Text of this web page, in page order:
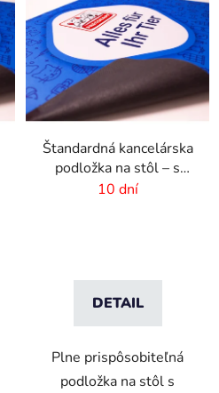
Štandardná kancelárska
podložka na stôl – s
vlastnou potlačou –
10 dní
DETAIL
Plne prispôsobiteľná
podložka na stôl s